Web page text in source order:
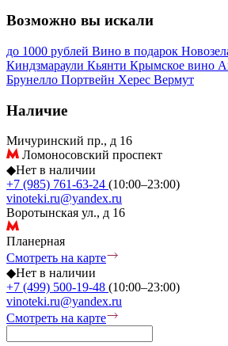
Возможно вы искали
до 1000 рублей Вино в подарок
Киндзмараули Кьянти Крымское вино
Брунелло Портвейн Херес Вермут
Наличие
Мичуринский пр., д 16
Ломоносовский проспект
◆Нет в наличии
+7 (985) 761-63-24 (10:00–23:00)
vinoteki.ru@yandex.ru
Воротынская ул., д 16
Планерная
Смотреть на карте
◆Нет в наличии
+7 (499) 500-19-48 (10:00–23:00)
vinoteki.ru@yandex.ru
Смотреть на карте